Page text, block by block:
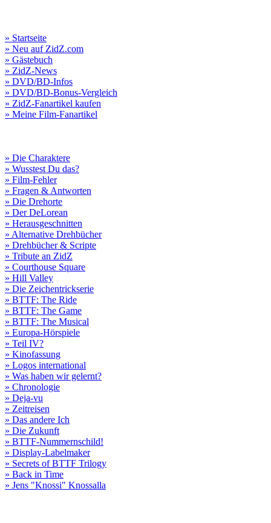
» Startseite
» Neu auf ZidZ.com
» Gästebuch
» ZidZ-News
» DVD/BD-Infos
» DVD/BD-Bonus-Vergleich
» ZidZ-Fanartikel kaufen
» Meine Film-Fanartikel
» Die Charaktere
» Wusstest Du das?
» Film-Fehler
» Fragen & Antworten
» Die Drehorte
» Der DeLorean
» Herausgeschnitten
» Alternative Drehbücher
» Drehbücher & Scripte
» Tribute an ZidZ
» Courthouse Square
» Hill Valley
» Die Zeichentrickserie
» BTTF: The Ride
» BTTF: The Game
» BTTF: The Musical
» Europa-Hörspiele
» Teil IV?
» Kinofassung
» Logos international
» Was haben wir gelernt?
» Chronologie
» Deja-vu
» Zeitreisen
» Das andere Ich
» Die Zukunft
» BTTF-Nummernschild!
» Display-Labelmaker
» Secrets of BTTF Trilogy
» Back in Time
» Jens "Knossi" Knossalla